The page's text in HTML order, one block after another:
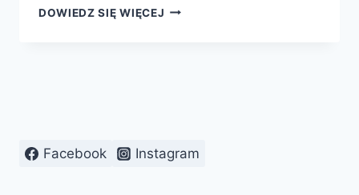
DOWIEDZ SIĘ WIĘCEJ ŚNIEŻYCZKA
Facebook Instagram